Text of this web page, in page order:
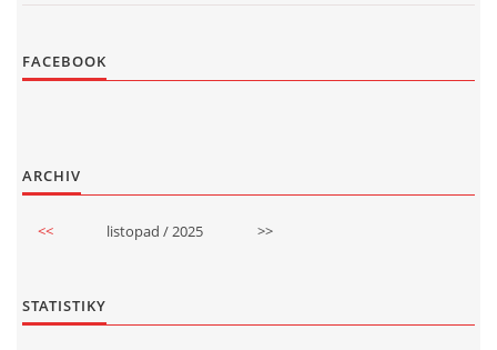
FACEBOOK
ARCHIV
<< listopad / 2025 >>
STATISTIKY